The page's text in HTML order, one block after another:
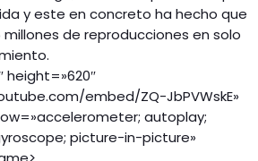
y este en concreto ha hecho que
de reproducciones en solo
height=»620″
embed/ZQ-JbPVWskE»
autoplay;
picture-in-picture»